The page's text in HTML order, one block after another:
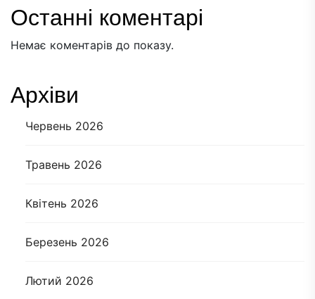
Останні коментарі
Немає коментарів до показу.
Архіви
Червень 2026
Травень 2026
Квітень 2026
Березень 2026
Лютий 2026